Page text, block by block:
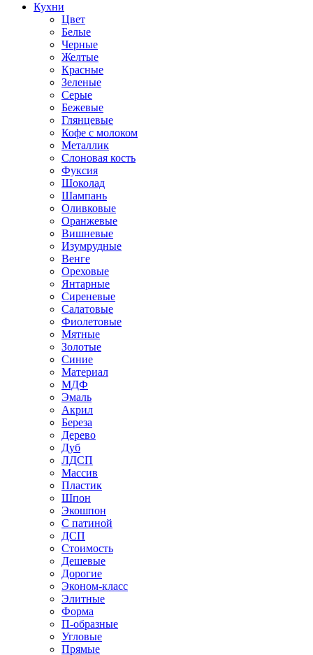
Кухни
Цвет
Белые
Черные
Желтые
Красные
Зеленые
Серые
Бежевые
Глянцевые
Кофе с молоком
Металлик
Слоновая кость
Фуксия
Шоколад
Шампань
Оливковые
Оранжевые
Вишневые
Изумрудные
Венге
Ореховые
Янтарные
Сиреневые
Салатовые
Фиолетовые
Мятные
Золотые
Синие
Материал
МДФ
Эмаль
Акрил
Береза
Дерево
Дуб
ЛДСП
Массив
Пластик
Шпон
Экошпон
С патиной
ДСП
Стоимость
Дешевые
Дорогие
Эконом-класс
Элитные
Форма
П-образные
Угловые
Прямые